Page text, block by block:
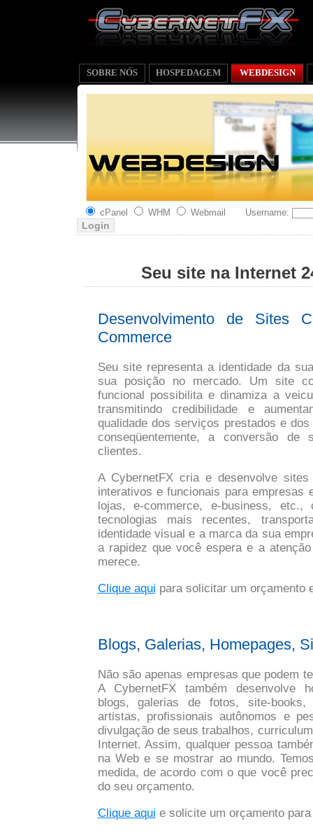
SOBRE NÓS HOSPEDAGEM WEBDESIGN
cPanel WHM Webmail Username:
Seu site na Internet
Desenvolvimento de Sites
Commerce
Seu site representa a identidade da
sua posição no mercado. Um site
funcional possibilita e dinamiza a
transmitindo credibilidade e
qualidade dos serviços prestados e
conseqüentemente, a conversão de
clientes.
A CybernetFX cria e desenvolve sites
interativos e funcionais para empresas
lojas, e-commerce, e-business,
tecnologias mais recentes,
identidade visual e a marca da sua
a rapidez que você espera e a
merece.
Clique aqui para solicitar um orçamento
Blogs, Galerias, Homepages,
Não são apenas empresas que podem
A CybernetFX também desenvolve
blogs, galerias de fotos, site-
artistas, profissionais autônomos e
divulgação de seus trabalhos,
Internet. Assim, qualquer pessoa
na Web e se mostrar ao mundo.
medida, de acordo com o que você
do seu orçamento.
Clique aqui e solicite um orçamento